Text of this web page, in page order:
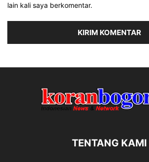
lain kali saya berkomentar.
TENTANG KAMI